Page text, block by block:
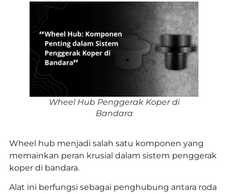
Wheel Hub Penggerak Koper di
Bandara
Wheel hub menjadi salah satu komponen yang
memainkan peran krusial dalam sistem penggerak
koper di bandara.
Alat ini berfungsi sebagai penghubung antara roda